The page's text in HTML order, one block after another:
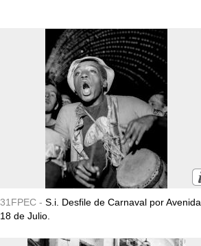
31FPEC - S.i. Desfile de Carnaval por Avenida
18 de Julio.